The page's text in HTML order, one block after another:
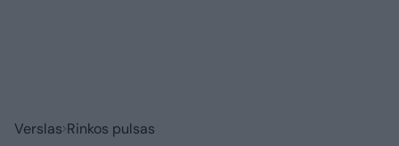
Verslas Rinkos pulsas